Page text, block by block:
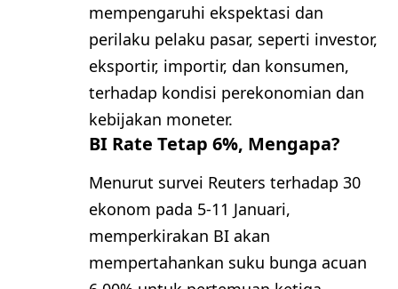
mempengaruhi ekspektasi dan
perilaku pelaku pasar, seperti investor,
eksportir, importir, dan konsumen,
terhadap kondisi perekonomian dan
kebijakan moneter.
BI Rate Tetap 6%, Mengapa?
Menurut survei Reuters terhadap 30
ekonom pada 5-11 Januari,
memperkirakan BI akan
mempertahankan suku bunga acuan